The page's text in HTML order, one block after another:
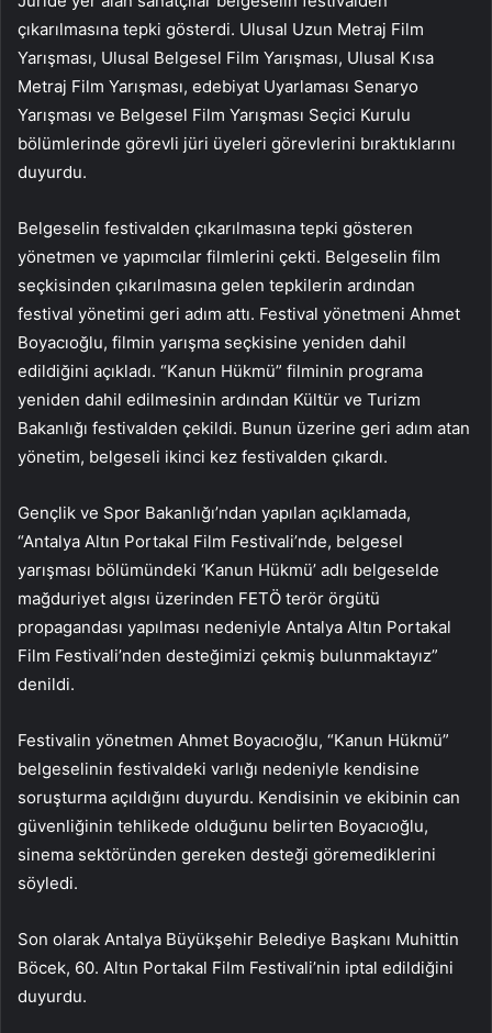
çıkarılmasına tepki gösterdi. Ulusal Uzun Metraj Film
Yarışması, Ulusal Belgesel Film Yarışması, Ulusal Kısa
Metraj Film Yarışması, edebiyat Uyarlaması Senaryo
Yarışması ve Belgesel Film Yarışması Seçici Kurulu
bölümlerinde görevli jüri üyeleri görevlerini bıraktıklarını
duyurdu.
Belgeselin festivalden çıkarılmasına tepki gösteren
yönetmen ve yapımcılar filmlerini çekti. Belgeselin film
seçkisinden çıkarılmasına gelen tepkilerin ardından
festival yönetimi geri adım attı. Festival yönetmeni Ahmet
Boyacıoğlu, filmin yarışma seçkisine yeniden dahil
edildiğini açıkladı. “Kanun Hükmü” filminin programa
yeniden dahil edilmesinin ardından Kültür ve Turizm
Bakanlığı festivalden çekildi. Bunun üzerine geri adım atan
yönetim, belgeseli ikinci kez festivalden çıkardı.
Gençlik ve Spor Bakanlığı’ndan yapılan açıklamada,
“Antalya Altın Portakal Film Festivali’nde, belgesel
yarışması bölümündeki ‘Kanun Hükmü’ adlı belgeselde
mağduriyet algısı üzerinden FETÖ terör örgütü
propagandası yapılması nedeniyle Antalya Altın Portakal
Film Festivali’nden desteğimizi çekmiş bulunmaktayız”
denildi.
Festivalin yönetmen Ahmet Boyacıoğlu, “Kanun Hükmü”
belgeselinin festivaldeki varlığı nedeniyle kendisine
soruşturma açıldığını duyurdu. Kendisinin ve ekibinin can
güvenliğinin tehlikede olduğunu belirten Boyacıoğlu,
sinema sektöründen gereken desteği göremediklerini
söyledi.
Son olarak Antalya Büyükşehir Belediye Başkanı Muhittin
Böcek, 60. Altın Portakal Film Festivali’nin iptal edildiğini
duyurdu.